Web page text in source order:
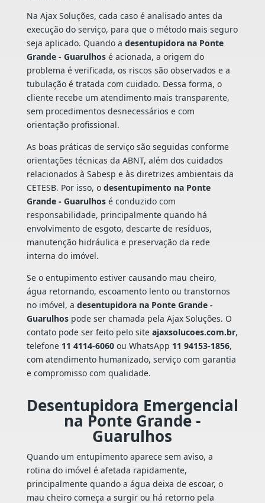
Na Ajax Soluções, cada caso é analisado antes da
execução do serviço, para que o método mais seguro
seja aplicado. Quando a desentupidora na Ponte
Grande - Guarulhosé acionada, a origem do
problema é verificada, os riscos são observados e a
tubulação é tratada com cuidado. Dessa forma, o
cliente recebe um atendimento mais transparente,
sem procedimentos desnecessários e com
orientação profissional.
As boas práticas de serviço são seguidas conforme
orientações técnicas da ABNT, além dos cuidados
relacionados à Sabesp e às diretrizes ambientais da
CETESB. Por isso, o desentupimento na Ponte
Grande - Guarulhosé conduzido com
responsabilidade, principalmente quando há
envolvimento de esgoto, descarte de resíduos,
manutenção hidráulica e preservação da rede
interna do imóvel.
Se o entupimento estiver causando mau cheiro,
água retornando, escoamento lento ou transtornos
no imóvel, a desentupidora na Ponte Grande -
Guarulhospode ser chamada pela Ajax Soluções. O
contato pode ser feito pelo site ajaxsolucoes.com.br,
telefone 11 4114-6060ou WhatsApp 11 94153-1856,
com atendimento humanizado, serviço com garantia
e compromisso com qualidade.
Desentupidora Emergencial
na Ponte Grande -
Guarulhos
Quando um entupimento aparece sem aviso, a
rotina do imóvel é afetada rapidamente,
principalmente quando a água deixa de escoar, o
mau cheiro começa a surgir ou há retorno pela